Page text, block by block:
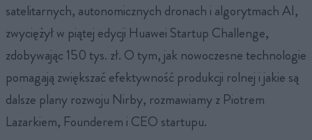
satelitarnych, autonomicznych dronach i algorytmach AI,
zwyciężył w piątej edycji Huawei Startup Challenge,
zdobywając 150 tys. zł. O tym, jak nowoczesne technologie
pomagają zwiększać efektywność produkcji rolnej i jakie są
dalsze plany rozwoju Nirby, rozmawiamy z Piotrem
Lazarkiem, Founderem i CEO startupu.